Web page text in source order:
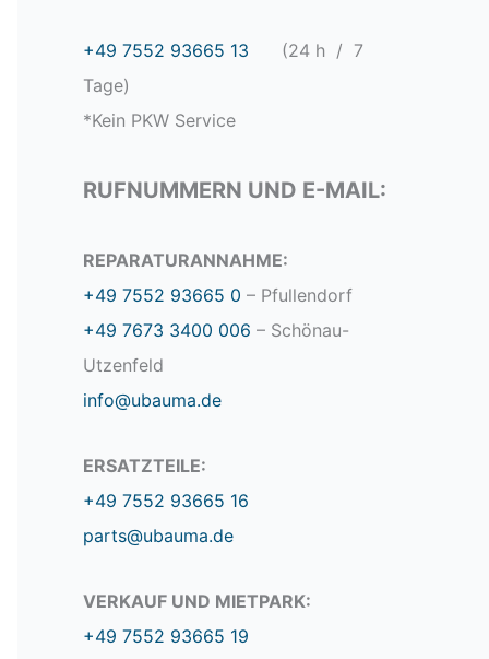
+49 7552 93665 13 (24 h / 7
Tage)
*Kein PKW Service
RUFNUMMERN UND E-MAIL:
REPARATURANNAHME:
+49 7552 93665 0 – Pfullendorf
+49 7673 3400 006 – Schönau-
Utzenfeld
info@ubauma.de
ERSATZTEILE:
+49 7552 93665 16
parts@ubauma.de
VERKAUF UND MIETPARK:
+49 7552 93665 19